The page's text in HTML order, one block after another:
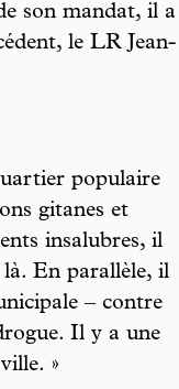
son mandat, il a
le LR Jean-
populaire
gitanes et
insalubres, il
là. En parallèle, il
– contre
Il y a une
»